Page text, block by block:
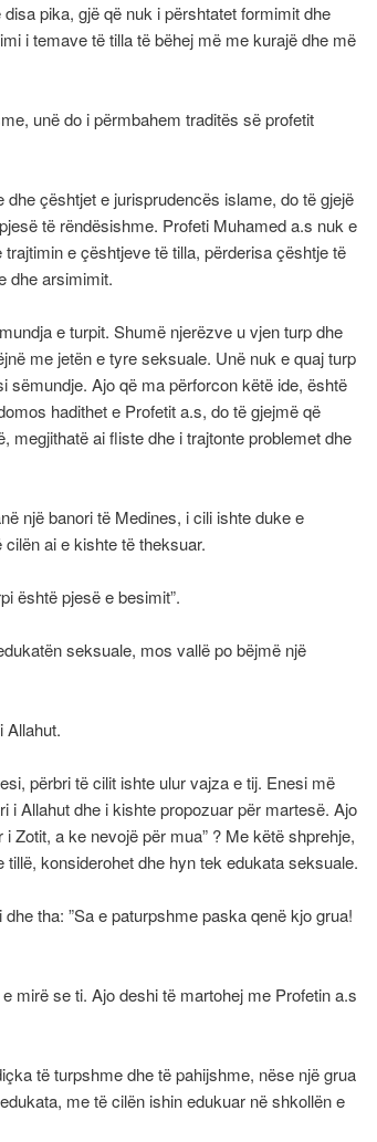
pika, gjë që nuk i përshtatet formimit dhe
i temave të tilla të bëhej më me kurajë dhe më
unë do i përmbahem traditës së profetit
çështjet e jurisprudencës islame, do të gjejë
të rëndësishme. Profeti Muhamed a.s nuk e
e çështjeve të tilla, përderisa çështje të
dhe arsimimit.
e turpit. Shumë njerëzve u vjen turp dhe
me jetën e tyre seksuale. Unë nuk e quaj turp
sëmundje. Ajo që ma përforcon këtë ide, është
hadithet e Profetit a.s, do të gjejmë që
megjithatë ai fliste dhe i trajtonte problemet dhe
një banori të Medines, i cili ishte duke e
ai e kishte të theksuar.
është pjesë e besimit”.
seksuale, mos vallë po bëjmë një
Allahut.
përbri të cilit ishte ulur vajza e tij. Enesi më
i Allahut dhe i kishte propozuar për martesë. Ajo
Zotit, a ke nevojë për mua” ? Me këtë shprehje,
konsiderohet dhe hyn tek edukata seksuale.
tha: ”Sa e paturpshme paska qenë kjo grua!
mirë se ti. Ajo deshi të martohej me Profetin a.s
të turpshme dhe të pahijshme, nëse një grua
me të cilën ishin edukuar në shkollën e